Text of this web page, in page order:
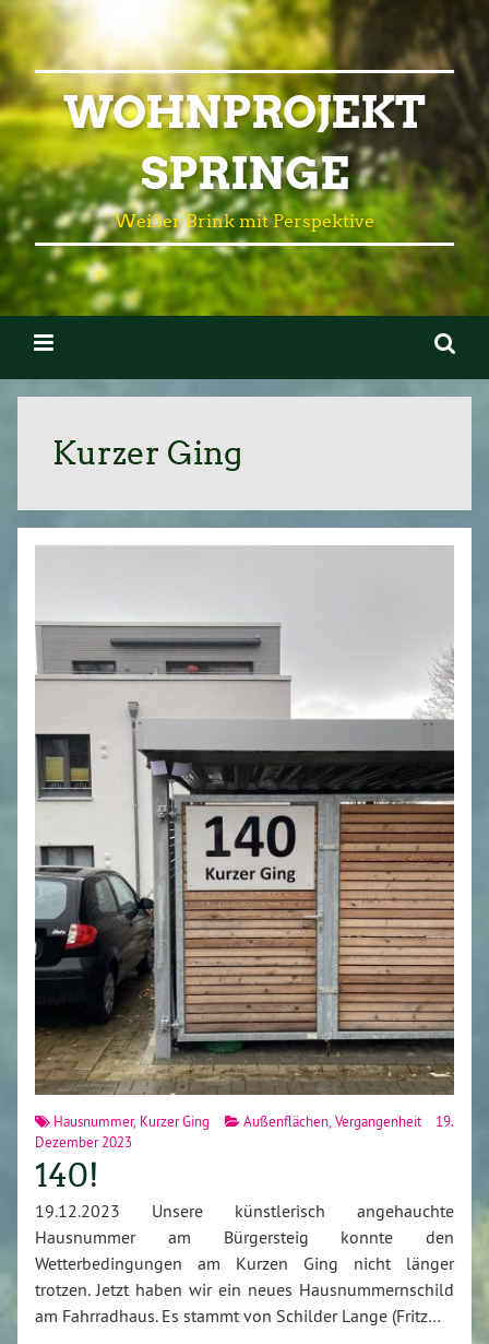
WOHNPROJEKT
SPRINGE
Weißer Brink mit Perspektive
Kurzer Ging
Hausnummer, Kurzer Ging Außenflächen,Vergangenheit
19.
Dezember 2023
140!
19.12.2023 Unsere künstlerisch angehauchte
Hausnummer am Bürgersteig konnte den
Wetterbedingungen am Kurzen Ging nicht länger
trotzen. Jetzt haben wir ein neues Hausnummernschild
am Fahrradhaus. Es stammt von Schilder Lange (Fritz…